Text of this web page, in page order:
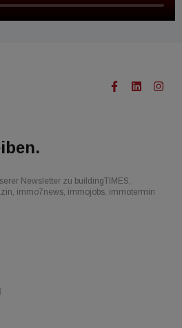
Newsletter zu buildingTIMES,
immo7news, immojobs, immotermin